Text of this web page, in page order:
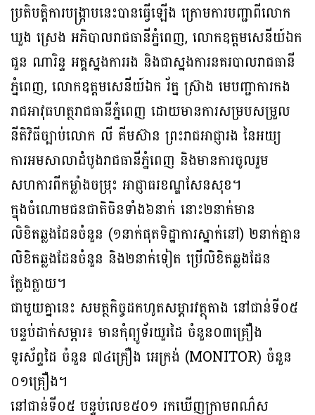
ប្រតិបត្តិការបង្ក្រាបនេះបានធ្វើឡើង ក្រោមការបញ្ជាពីលោក
ឃួង ស្រេង អភិបាលរាជធានីភ្នំពេញ, លោកឧត្តមសេនីយ៍ឯក
ជួន ណារិន្ទ អគ្គស្នងការរង និងជាស្នងការនគរបាលរាជធានី
ភ្នំពេញ, លោកឧត្តមសេនីយ៍ឯក រ័ត្ន ស្រ៊ាង មេបញ្ជាការកង
រាជអាវុធហត្ថរាជធានីភ្នំពេញ ដោយមានការសម្របសម្រួល
នីតិវិធីច្បាប់លោក លី គីមស៊ាន ព្រះរាជអាជ្ញារង នៃអយ្យ
ការអមសាលាដំបូងរាជធានីភ្នំពេញ និងមានការចូលរួម
សហការពីកម្លាំងចម្រុះ អាជ្ញាធរខណ្ឌសែនសុខ។
ក្នុងចំណោមជនជាតិចិនទាំង៦នាក់ នោះ២នាក់មាន
លិខិតឆ្លងដែនចំនួន (១នាក់ផុតទិដ្ឋាការស្នាក់នៅ) ២នាក់គ្មាន
លិខិតឆ្លងដែនចំនួន និង២នាក់ទៀត ប្រើលិខិតឆ្លងដែន
ក្លែងក្លាយ។
ជាមួយគ្នានេះ សមត្ថកិច្ចដកហូតសម្ភារវត្ថុតាង នៅជាន់ទី០៥
បន្ទប់ដាក់សម្ភារ៖ មានកុំព្យូទ័រយួរដៃ ចំនួន០៣គ្រឿង
ទូរស័ព្ទដៃ ចំនួន ៧៤គ្រឿង អេក្រង់ (MONITOR) ចំនួន
០១គ្រឿង។
នៅជាន់ទី០៥ បន្ទប់លេខ៥០១ រកឃើញក្រាមពណ៌ស